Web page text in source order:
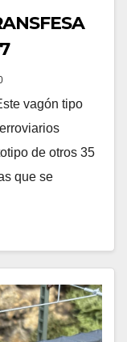
vagón tipo
de otros 35
que se